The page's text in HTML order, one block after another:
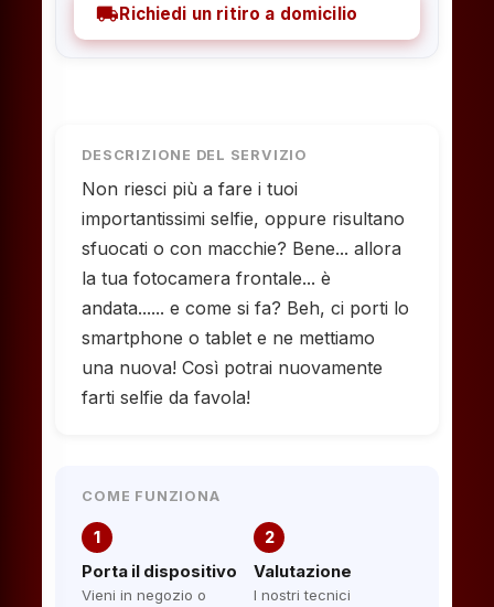
local_shippingRichiedi un ritiro a domicilio
DESCRIZIONE DEL SERVIZIO
Non riesci più a fare i tuoi
importantissimi selfie, oppure risultano
sfuocati o con macchie? Bene... allora
la tua fotocamera frontale... è
andata...... e come si fa? Beh, ci porti lo
smartphone o tablet e ne mettiamo
una nuova! Così potrai nuovamente
farti selfie da favola!
COME FUNZIONA
1
Porta il dispositivo
Vieni in negozio o
2
Valutazione
I nostri tecnici